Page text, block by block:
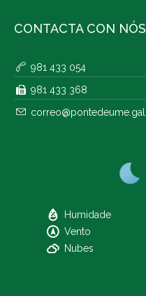
CONTACTA CON NÓS
981 433 054
981 433 368
correo@pontedeume.gal
Humidade
Vento
Nubes